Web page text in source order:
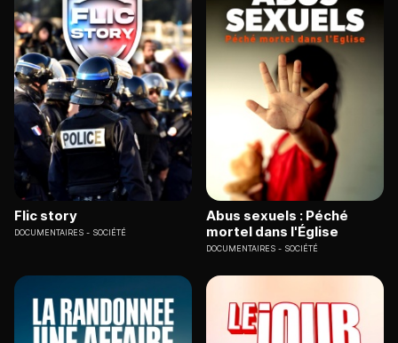
Flic story
DOCUMENTAIRES SOCIÉTÉ
Abus sexuels : Péché
mortel dans l'Église
DOCUMENTAIRES SOCIÉTÉ